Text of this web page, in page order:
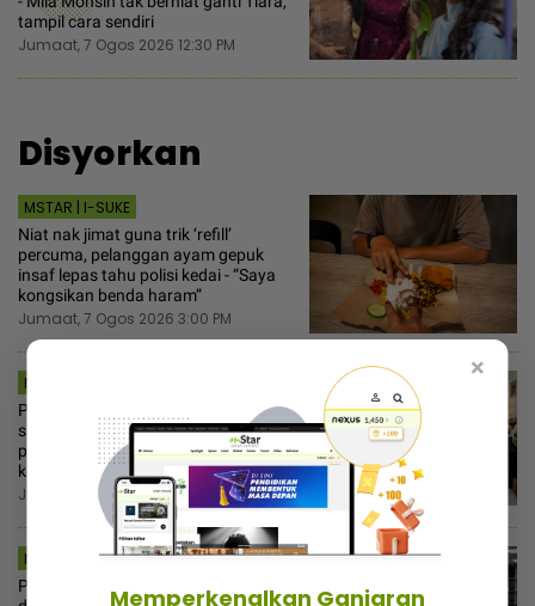
tampil cara sendiri
Jumaat, 7 Ogos 2026 12:30 PM
Disyorkan
MSTAR | I-SUKE
Niat nak jimat guna trik ‘refill’
percuma, pelanggan ayam gepuk
insaf lepas tahu polisi kedai - “Saya
kongsikan benda haram”
Jumaat, 7 Ogos 2026 3:00 PM
MSTAR | VIRAL
Perkahwinan impian wanita hancur,
saudara ‘tolong‘ pilih tema! Bapa
pula menekan-nekan suruh hormat
keputusan orang tua
Jumaat, 7 Ogos 2026 1:00 PM
MSTAR | I-SUKE
Pekerja kantoi mengumpat ‘big boss’
×
Memperkenalkan Ganjaran